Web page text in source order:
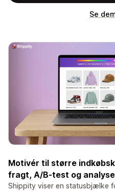
Se
Motivér til større
fragt, A/B-test og
Shippity viser en statusbjælke